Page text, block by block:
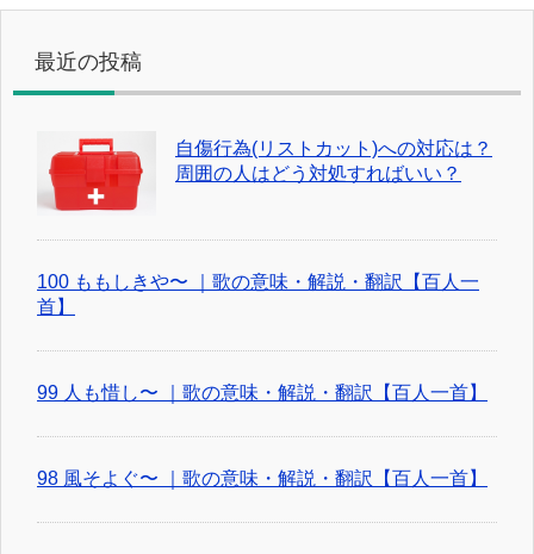
最近の投稿
自傷行為(リストカット)への対応は？
周囲の人はどう対処すればいい？
100 ももしきや〜 ｜歌の意味・解説・翻訳【百人一
首】
99 人も惜し〜 ｜歌の意味・解説・翻訳【百人一首】
98 風そよぐ〜 ｜歌の意味・解説・翻訳【百人一首】